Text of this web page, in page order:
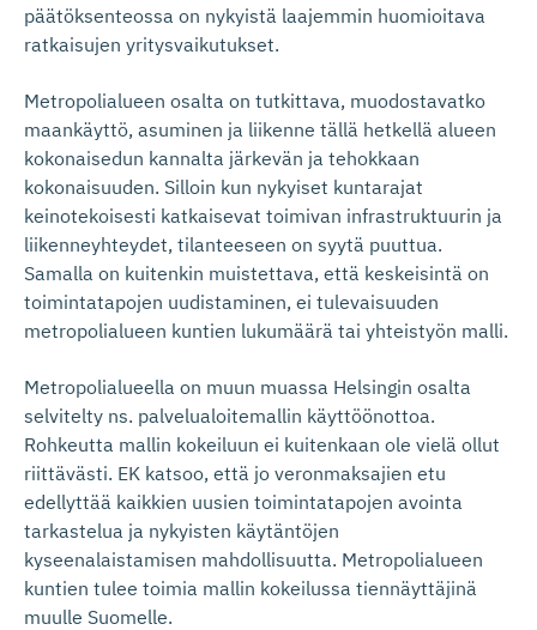
päätöksenteossa on nykyistä laajemmin huomioitava
ratkaisujen yritysvaikutukset.
Metropolialueen osalta on tutkittava, muodostavatko
maankäyttö, asuminen ja liikenne tällä hetkellä alueen
kokonaisedun kannalta järkevän ja tehokkaan
kokonaisuuden. Silloin kun nykyiset kuntarajat
keinotekoisesti katkaisevat toimivan infrastruktuurin ja
liikenneyhteydet, tilanteeseen on syytä puuttua.
Samalla on kuitenkin muistettava, että keskeisintä on
toimintatapojen uudistaminen, ei tulevaisuuden
metropolialueen kuntien lukumäärä tai yhteistyön malli.
Metropolialueella on muun muassa Helsingin osalta
selvitelty ns. palvelualoitemallin käyttöönottoa.
Rohkeutta mallin kokeiluun ei kuitenkaan ole vielä ollut
riittävästi. EK katsoo, että jo veronmaksajien etu
edellyttää kaikkien uusien toimintatapojen avointa
tarkastelua ja nykyisten käytäntöjen
kyseenalaistamisen mahdollisuutta. Metropolialueen
kuntien tulee toimia mallin kokeilussa tiennäyttäjinä
muulle Suomelle.